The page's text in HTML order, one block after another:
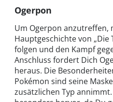
Ogerpon
Um Ogerpon anzutreffen,
Hauptgeschichte von „Die
folgen und den Kampf
Anschluss fordert Dich
heraus. Die
Pokémon sind seine
zusätzlichen Typ